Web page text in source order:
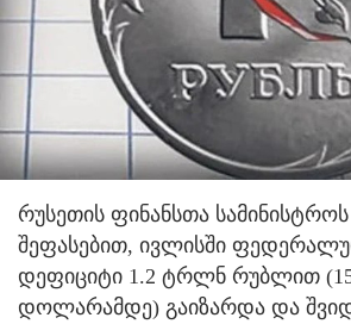
რუსეთის ფინანსთა სამინისტროს
შეფასებით, ივლისში
დეფიციტი 1.2 ტრლნ რუბლით
დოლარამდე) გაიზარდა და